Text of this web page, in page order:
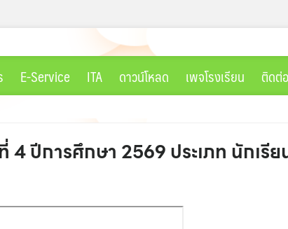
E-Service ITA ดาวน์โหลด เพจโรงเรียน ติดต่
ปีการศึกษา 2569 ประเภท นักเรี